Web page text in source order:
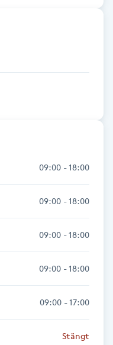
09:00 - 18:00
09:00 - 18:00
09:00 - 18:00
09:00 - 18:00
09:00 - 17:00
Stängt